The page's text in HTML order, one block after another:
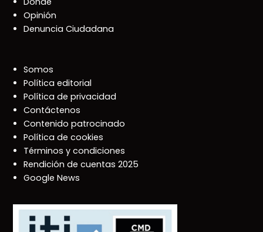
Opinión
Denuncia Ciudadana
Somos
Política editorial
Política de privacidad
Contáctenos
Contenido patrocinado
Política de cookies
Términos y condiciones
Rendición de cuentas 2025
Google News